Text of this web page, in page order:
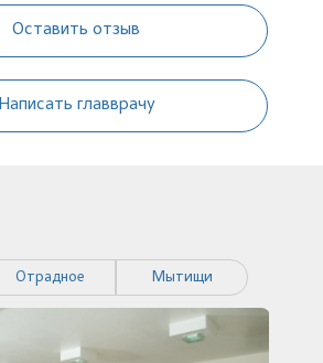
Оставить отзыв
Написать главврачу
Отрадное Мытищи